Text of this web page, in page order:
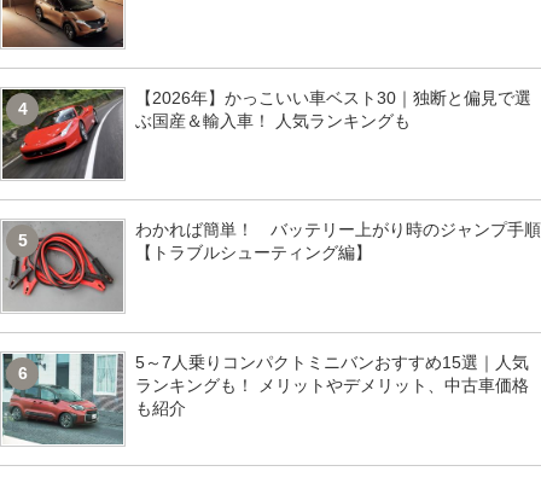
4
【2026年】かっこいい車ベスト30｜独断と偏見で選
ぶ国産＆輸入車！ 人気ランキングも
5
わかれば簡単！ バッテリー上がり時のジャンプ手順
【トラブルシューティング編】
6
5～7人乗りコンパクトミニバンおすすめ15選｜人気
ランキングも！ メリットやデメリット、中古車価格
も紹介